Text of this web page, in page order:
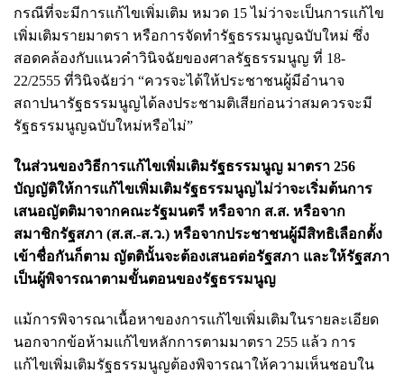
กรณีที่จะมีการแก้ไขเพิ่มเติม หมวด 15 ไม่ว่าจะเป็นการแก้ไข
เพิ่มเติมรายมาตรา หรือการจัดทำรัฐธรรมนูญฉบับใหม่ ซึ่ง
สอดคล้องกับแนวคำวินิจฉัยของศาลรัฐธรรมนูญ ที่ 18-
22/2555 ที่วินิจฉัยว่า “ควรจะได้ให้ประชาชนผู้มีอำนาจ
สถาปนารัฐธรรมนูญได้ลงประชามติเสียก่อนว่าสมควรจะมี
รัฐธรรมนูญฉบับใหม่หรือไม่”
ในส่วนของวิธีการแก้ไขเพิ่มเติมรัฐธรรมนูญ มาตรา 256
บัญญัติให้การแก้ไขเพิ่มเติมรัฐธรรมนูญไม่ว่าจะเริ่มต้นการ
เสนอญัตติมาจากคณะรัฐมนตรี หรือจาก ส.ส. หรือจาก
สมาชิกรัฐสภา (ส.ส.-ส.ว.) หรือจากประชาชนผู้มีสิทธิเลือกตั้ง
เข้าชื่อกันก็ตาม ญัตตินั้นจะต้องเสนอต่อรัฐสภา และให้รัฐสภา
เป็นผู้พิจารณาตามขั้นตอนของรัฐธรรมนูญ
แม้การพิจารณาเนื้อหาของการแก้ไขเพิ่มเติมในรายละเอียด
นอกจากข้อห้ามแก้ไขหลักการตามมาตรา 255 แล้ว การ
แก้ไขเพิ่มเติมรัฐธรรมนูญต้องพิจารณาให้ความเห็นชอบใน